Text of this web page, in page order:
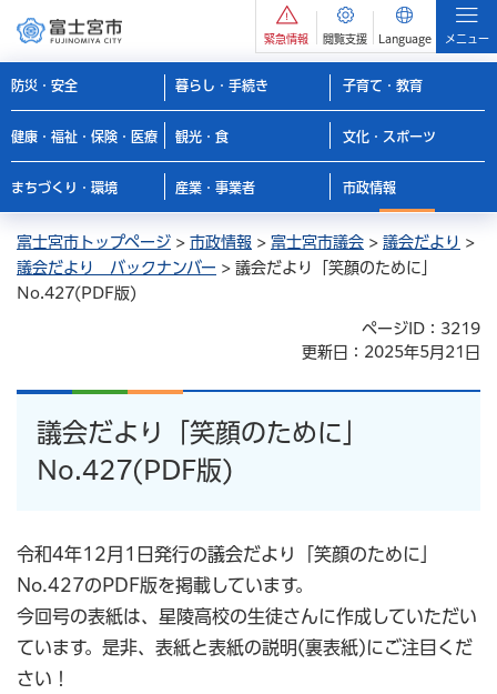
緊急情報 閲覧支援 Language メニュー
防災・安全 暮らし・手続き 子育て・教育
健康・福祉・保険・医療 観光・食 文化・スポーツ
まちづくり・環境 産業・事業者 市政情報
富士宮市トップページ > 市政情報 > 富士宮市議会 > 議会だより >
議会だより バックナンバー > 議会だより「笑顔のために」
No.427(PDF版)
ページID：3219
更新日：2025年5月21日
議会だより「笑顔のために」
No.427(PDF版)
令和4年12月1日発行の議会だより「笑顔のために」
No.427のPDF版を掲載しています。
今回号の表紙は、星陵高校の生徒さんに作成していただい
ています。是非、表紙と表紙の説明(裏表紙)にご注目くだ
さい！